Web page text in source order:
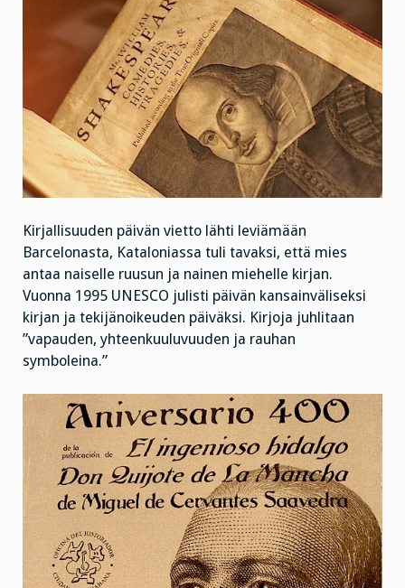
Kirjallisuuden päivän vietto lähti leviämään
Barcelonasta, Kataloniassa tuli tavaksi, että mies
antaa naiselle ruusun ja nainen miehelle kirjan.
Vuonna 1995 UNESCO julisti päivän kansainväliseksi
kirjan ja tekijänoikeuden päiväksi. Kirjoja juhlitaan
”vapauden, yhteenkuuluvuuden ja rauhan
symboleina.”